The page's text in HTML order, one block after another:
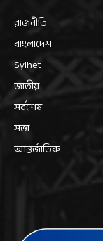
রাজনীতি
বাংলাদেশ
Sylhet
জাতীয়
সর্বশেষ
সভা
আন্তর্জাতিক